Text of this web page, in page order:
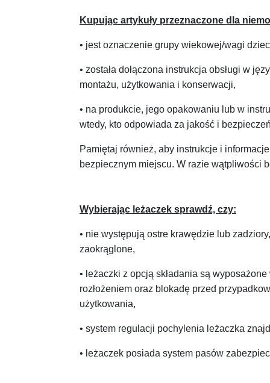
Kupując artykuły przeznaczone dla
• jest oznaczenie grupy wiekowej/wagi
• została dołączona instrukcja obsługi w
montażu, użytkowania i konserwacji,
• na produkcie, jego opakowaniu lub w
wtedy, kto odpowiada za jakość i
Pamiętaj również, aby instrukcje i
bezpiecznym miejscu. W razie wątpliwości
Wybierając leżaczek sprawdź, czy:
• nie występują ostre krawędzie lub
zaokrąglone,
• leżaczki z opcją składania są
rozłożeniem oraz blokadę przed
użytkowania,
• system regulacji pochylenia leżaczka
• leżaczek posiada system pasów